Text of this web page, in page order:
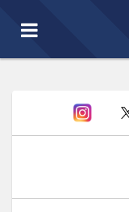
Toggle
navigation